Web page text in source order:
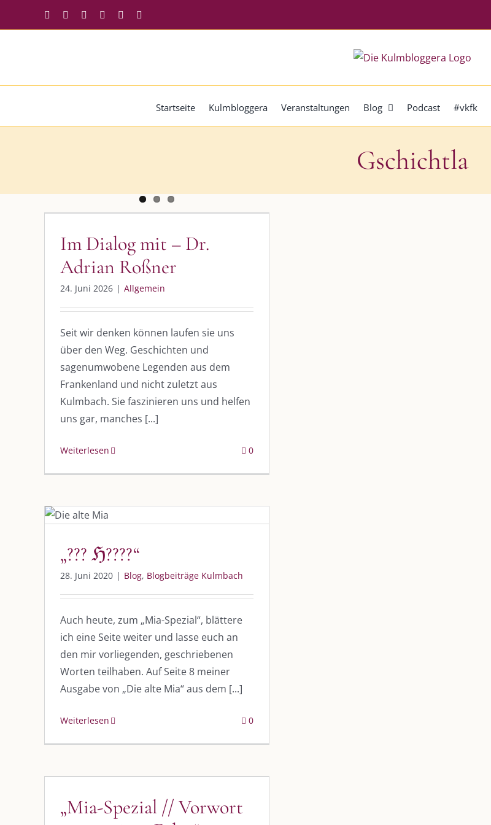
FacebookInstagram
TwitterPinterestYouTube
Startseite Kulmbloggera Veranstaltungen Blog Podcast #vkfk
Gschichtla
Im Dialog mit – Dr. Adrian
Roßner
Allgemein
Im Dialog mit – Dr.
Adrian Roßner
24. Juni 2026 | Allgemein
Seit wir denken können laufen sie uns
über den Weg. Geschichten und
sagenumwobene Legenden aus dem
Frankenland und nicht zuletzt aus
Kulmbach. Sie faszinieren uns und helfen
uns gar, manches [...]
Weiterlesen 0
„??? ℌ????“
„??? ℌ????“
28. Juni 2020 | Blog, Blogbeiträge Kulmbach
Auch heute, zum „Mia-Spezial“, blättere
ich eine Seite weiter und lasse euch an
den mir vorliegenden, geschriebenen
Worten teilhaben. Auf Seite 8 meiner
Ausgabe von „Die alte Mia“ aus dem [...]
Weiterlesen 0
zweiten Folge“
Blog Blogbeiträge Kulmbach
„Mia-Spezial // Vorwort
DIE KULMBLOGGERA